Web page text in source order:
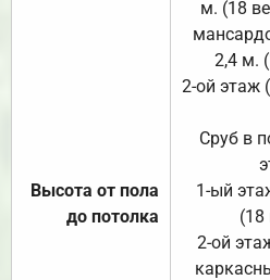
Высота от пола
до потолка
м. (18
2,4 м.
2-ой этаж
Сруб в
1-ый
(18
2-ой